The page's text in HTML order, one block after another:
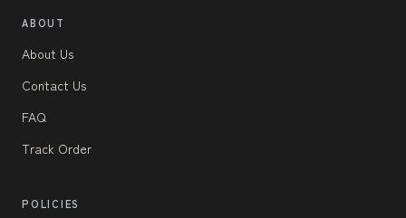
ABOUT
About Us
Contact Us
FAQ
Track Order
POLICIES